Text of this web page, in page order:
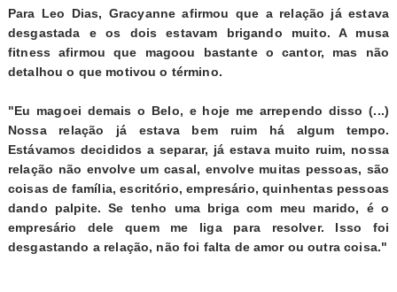
Para Leo Dias, Gracyanne afirmou que a relação já estava
desgastada e os dois estavam brigando muito. A musa
fitness afirmou que magoou bastante o cantor, mas não
detalhou o que motivou o término.
"Eu magoei demais o Belo, e hoje me arrependo disso (...)
Nossa relação já estava bem ruim há algum tempo.
Estávamos decididos a separar, já estava muito ruim, nossa
relação não envolve um casal, envolve muitas pessoas, são
coisas de família, escritório, empresário, quinhentas pessoas
dando palpite. Se tenho uma briga com meu marido, é o
empresário dele quem me liga para resolver. Isso foi
desgastando a relação, não foi falta de amor ou outra coisa."